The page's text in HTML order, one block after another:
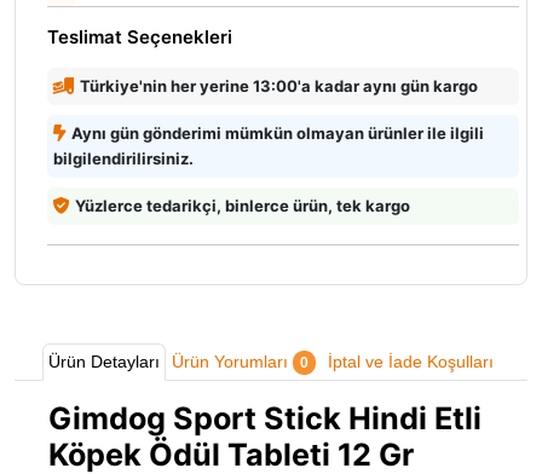
Teslimat Seçenekleri
Türkiye'nin her yerine 13:00'a kadar aynı gün kargo
Aynı gün gönderimi mümkün olmayan ürünler ile ilgili
bilgilendirilirsiniz.
Yüzlerce tedarikçi, binlerce ürün, tek kargo
Ürün Detayları Ürün Yorumları 0 İptal ve İade Koşulları
Gimdog Sport Stick Hindi Etli
Köpek Ödül Tableti 12 Gr